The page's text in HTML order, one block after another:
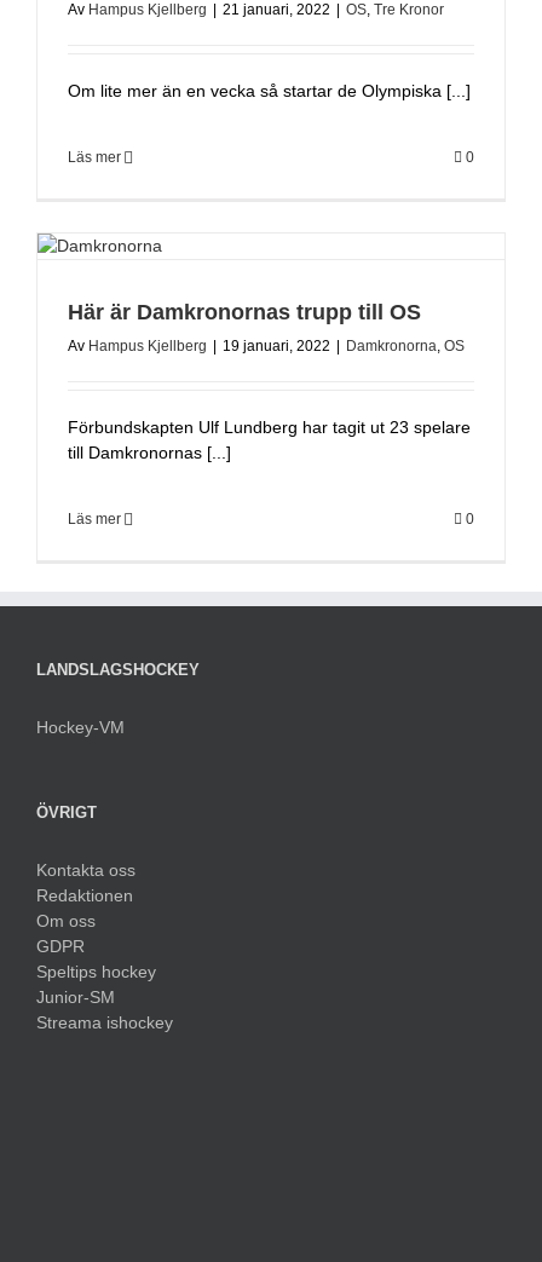
Av Hampus Kjellberg 21 januari, 2022 OS, Tre Kronor
Om lite mer än en vecka så startar de Olympiska [...]
Läs mer 0
Här är Damkronornas trupp till OS
Av Hampus Kjellberg 19 januari, 2022 Damkronorna, OS
Förbundskapten Ulf Lundberg har tagit ut 23 spelare
till Damkronornas [...]
Läs mer 0
LANDSLAGSHOCKEY
Hockey-VM
ÖVRIGT
Kontakta oss
Redaktionen
Om oss
GDPR
Speltips hockey
Junior-SM
Streama ishockey